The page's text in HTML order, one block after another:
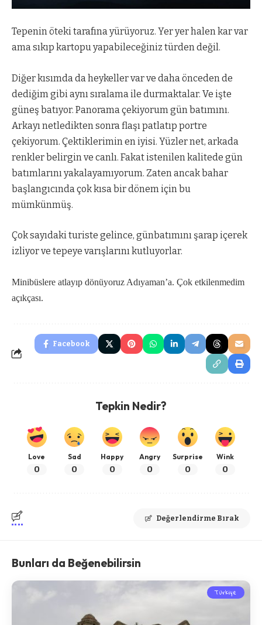
Tepenin öteki tarafına yürüyoruz. Yer yer halen kar var
ama sıkıp kartopu yapabileceğiniz türden değil.
Diğer kısımda da heykeller var ve daha önceden de
dediğim gibi aynı sıralama ile durmaktalar. Ve işte
güneş batıyor. Panorama çekiyorum gün batımını.
Arkayı netledikten sonra flaşı patlatıp portre
çekiyorum. Çektiklerimin en iyisi. Yüzler net, arkada
renkler belirgin ve canlı. Fakat istenilen kalitede gün
batımlarını yakalayamıyorum. Zaten ancak bahar
başlangıcında çok kısa bir dönem için bu
mümkünmüş.
Çok sayıdaki turiste gelince, günbatımını şarap içerek
izliyor ve tepeye varışlarını kutluyorlar.
Minibüslere atlayıp dönüyoruz Adıyaman’a. Çok etkilenmedim
açıkçası.
Facebook
Tepkin Nedir?
Love
0
Sad
0
Happy
0
Angry
0
Surprise
0
Wink
0
Değerlendirme Bırak
Bunları da Beğenebilirsin
Türkiye